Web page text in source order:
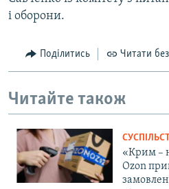
і оборони.
Поділитись Читати
Читайте також
«Крим –
Ozon